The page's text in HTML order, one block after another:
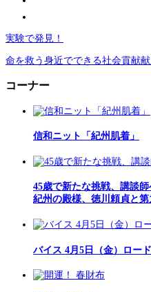
実験で発見！
命を救う身近でできる社会貢献
コーナー
信和ニット「紀州肌着」
45歳で新たな挑戦、講談師
紀州の殿様、徳川頼貞と
バイス 4月5日（金）ロー